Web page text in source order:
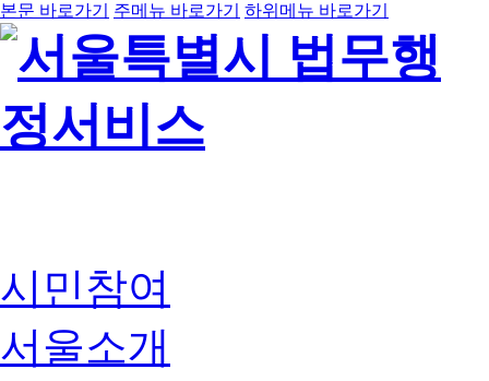
본문 바로가기 주메뉴 바로가기 하위메뉴 바로가기
시민참여
서울소개